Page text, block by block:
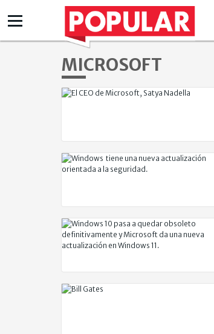
MICROSOFT